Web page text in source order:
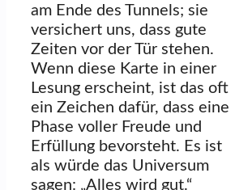
am Ende des Tunnels; sie
versichert uns, dass gute
Zeiten vor der Tür stehen.
Wenn diese Karte in einer
Lesung erscheint, ist das oft
ein Zeichen dafür, dass eine
Phase voller Freude und
Erfüllung bevorsteht. Es ist
als würde das Universum
sagen: „Alles wird gut.“